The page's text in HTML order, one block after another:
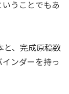
うことでもあ
と、完成原稿数
ンダーを持っ